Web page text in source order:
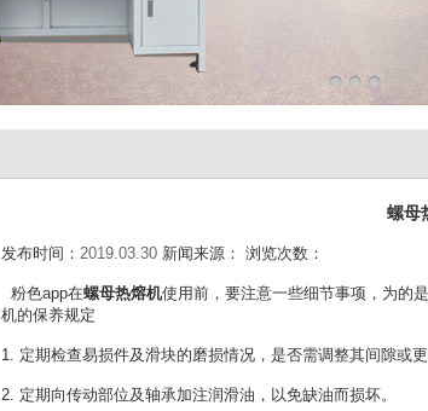
螺母
发布时间： 2019.03.30 新闻来源： 浏览次数：
粉色app在螺母热熔机使用前，要注意一些细节事项，
机的保养规定
1. 定期检查易损件及滑块的磨损情况，是否需调整其间隙或更换
2. 定期向传动部位及轴承加注润滑油，以免缺油而损坏。